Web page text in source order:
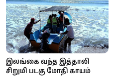
இலங்கை வந்த இத்தாலி
சிறுமி படகு மோதி காயம்